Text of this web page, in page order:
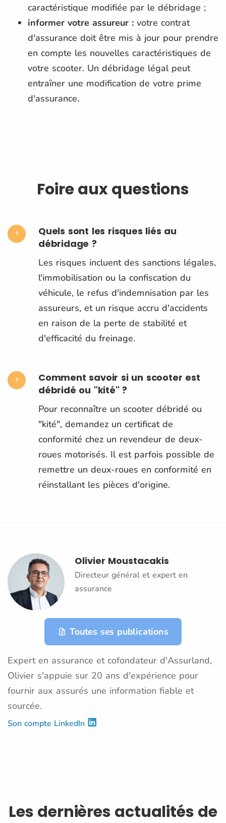
caractéristique modifiée par le débridage ;
informer votre assureur : votre contrat
d'assurance doit être mis à jour pour prendre
en compte les nouvelles caractéristiques de
votre scooter. Un débridage légal peut
entraîner une modification de votre prime
d'assurance.
Foire aux questions
Quels sont les risques liés au
débridage ?
Les risques incluent des sanctions légales,
l'immobilisation ou la confiscation du
véhicule, le refus d'indemnisation par les
assureurs, et un risque accru d'accidents
en raison de la perte de stabilité et
d'efficacité du freinage.
Comment savoir si un scooter est
débridé ou "kité" ?
Pour reconnaître un scooter débridé ou
"kité", demandez un certificat de
conformité chez un revendeur de deux-
roues motorisés. Il est parfois possible de
remettre un deux-roues en conformité en
réinstallant les pièces d'origine.
Olivier Moustacakis
Directeur général et expert en
assurance
Toutes ses publications
Expert en assurance et cofondateur d'Assurland,
Olivier s'appuie sur 20 ans d'expérience pour
fournir aux assurés une information fiable et
sourcée.
Son compte LinkedIn
Les dernières actualités de